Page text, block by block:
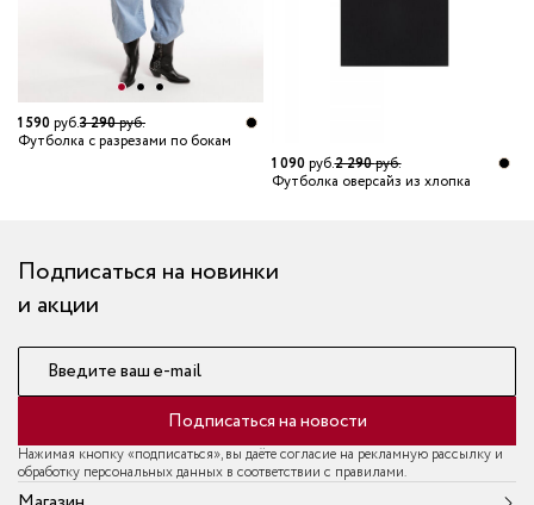
1 590руб.3 290руб.
Футболка с разрезами по бокам
1 090руб.2 290руб.
Футболка оверсайз из хлопка
Подписаться на новинки
и акции
Введите ваш e-mail
Подписаться на новости
Нажимая кнопку «подписаться», вы даёте согласие на рекламную рассылку и
обработку персональных данных в соответствии с правилами.